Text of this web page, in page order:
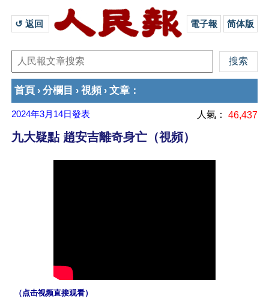
↺ 返回 電子報 简体版
首頁 › 分欄目 › 視頻 › 文章 ：
2024年3月14日發表 人氣： 46,437
九大疑點 趙安吉離奇身亡（視頻）
（点击视频直接观看）